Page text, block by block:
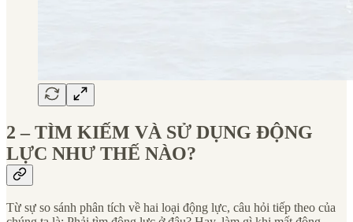
2 – TÌM KIẾM VÀ SỬ DỤNG ĐỘNG
LỰC NHƯ THẾ NÀO?
Từ sự so sánh phân tích về hai loại động lực, câu hỏi tiếp theo của